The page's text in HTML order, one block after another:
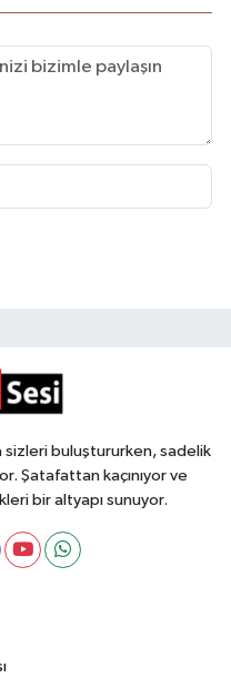
sizleri buluştururken, sadelik
Şatafattan kaçınıyor ve
bir altyapı sunuyor.